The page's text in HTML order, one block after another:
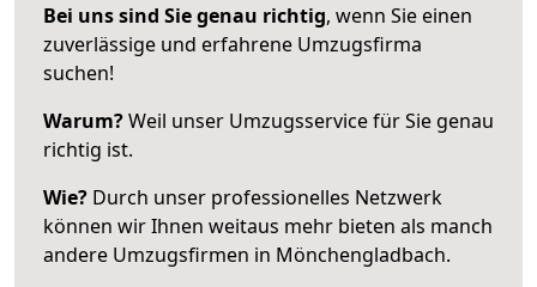
Bei uns sind Sie genau richtig, wenn Sie einen
zuverlässige und erfahrene Umzugsfirma
suchen!
Warum?Weil unser Umzugsservice für Sie genau
richtig ist.
Wie? Durch unser professionelles Netzwerk
können wir Ihnen weitaus mehr bieten als manch
andere Umzugsfirmen in Mönchengladbach.